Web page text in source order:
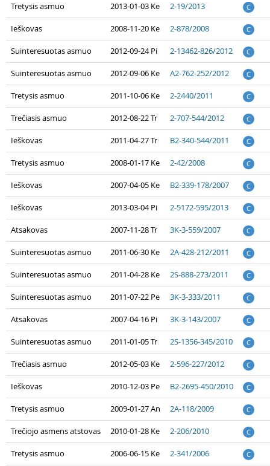
Tretysis asmuo 2013-01-03 Ke 2-19/2013 C
Ieškovas 2008-11-20 Ke 2-878/2008 C
Suinteresuotas asmuo 2012-09-24 Pi 2-13462-826/2012 C
Suinteresuotas asmuo 2012-09-06 Ke A2-762-252/2012 C
Tretysis asmuo 2011-10-06 Ke 2-2440/2011 C
Trečiasis asmuo 2012-08-22 Tr 2-707-544/2012 C
Ieškovas 2011-04-27 Tr B2-340-544/2011 C
Tretysis asmuo 2008-01-17 Ke 2-42/2008 C
Ieškovas 2007-04-05 Ke B2-339-178/2007 C
Ieškovas 2013-03-04 Pi 2-5172-595/2013 C
Atsakovas 2007-11-28 Tr 3K-3-559/2007 C
Suinteresuotas asmuo 2011-06-30 Ke 2A-428-212/2011 C
Suinteresuotas asmuo 2011-04-28 Ke 2S-888-273/2011 C
Suinteresuotas asmuo 2011-07-22 Pe 3K-3-333/2011 C
Atsakovas 2007-04-16 Pi 3K-3-143/2007 C
Suinteresuotas asmuo 2011-01-05 Tr 2S-1356-345/2010 C
Trečiasis asmuo 2012-05-03 Ke 2-596-227/2012 C
Ieškovas 2010-12-03 Pe B2-2695-450/2010 C
Tretysis asmuo 2009-01-27 An 2A-118/2009 C
Trečiojo asmens atstovas 2010-01-28 Ke 2-206/2010 C
Tretysis asmuo 2006-06-15 Ke 2-341/2006 C